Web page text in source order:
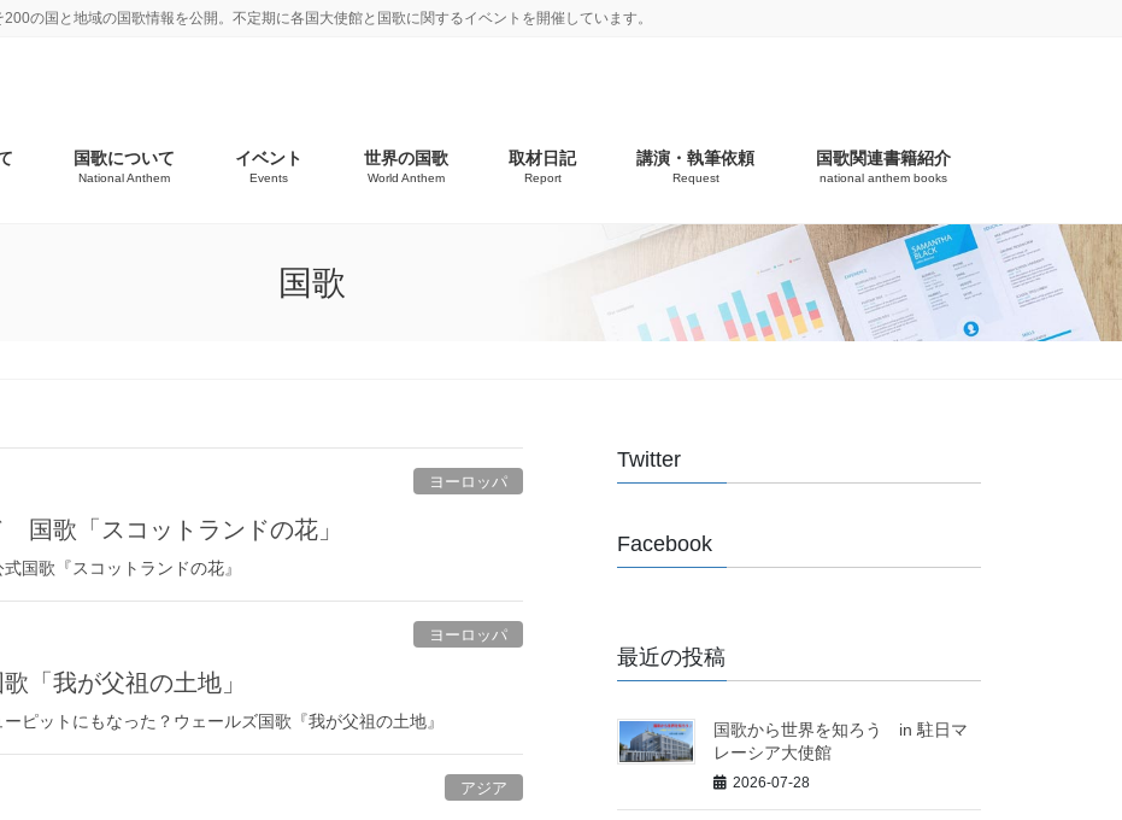
の国と地域の国歌情報を公開。不定期に各国大使館と国歌に関するイベントを開催しています。
国歌について
National Anthem
イベント
Events
世界の国歌
World Anthem
取材日記
Report
講演・執筆依頼
Request
国歌関連書籍紹介
national anthem books
国歌
ヨーロッパ
国歌「スコットランドの花」
国歌『スコットランドの花』
ヨーロッパ
「我が父祖の土地」
ピットにもなった？ウェールズ国歌『我が父祖の土地』
アジア
Twitter
Facebook
最近の投稿
国歌から世界を知ろう in 駐日マ
レーシア大使館
2026-07-28